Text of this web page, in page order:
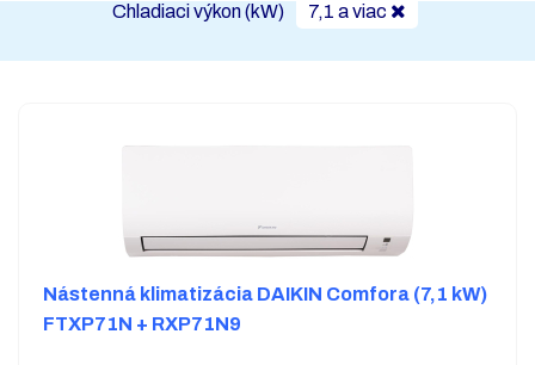
Chladiaci výkon (kW) 7,1 a viac
Nástenná klimatizácia DAIKIN Comfora (7,1 kW)
FTXP71N + RXP71N9